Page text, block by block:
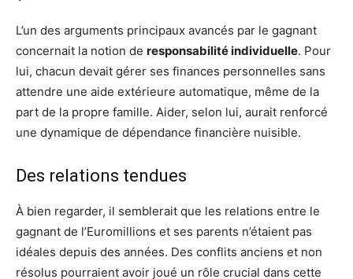
L’un des arguments principaux avancés par le gagnant
concernait la notion de responsabilité individuelle. Pour
lui, chacun devait gérer ses finances personnelles sans
attendre une aide extérieure automatique, même de la
part de la propre famille. Aider, selon lui, aurait renforcé
une dynamique de dépendance financière nuisible.
Des relations tendues
À bien regarder, il semblerait que les relations entre le
gagnant de l’Euromillions et ses parents n’étaient pas
idéales depuis des années. Des conflits anciens et non
résolus pourraient avoir joué un rôle crucial dans cette